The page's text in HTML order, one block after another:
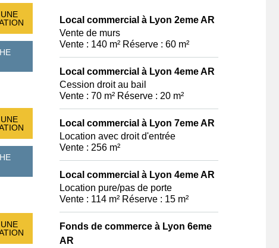
Local commercial à Lyon 2eme AR
Vente de murs
Vente : 140 m² Réserve : 60 m²
Local commercial à Lyon 4eme AR
Cession droit au bail
Vente : 70 m² Réserve : 20 m²
Local commercial à Lyon 7eme AR
Location avec droit d'entrée
Vente : 256 m²
Local commercial à Lyon 4eme AR
Location pure/pas de porte
Vente : 114 m² Réserve : 15 m²
Fonds de commerce à Lyon 6eme
AR